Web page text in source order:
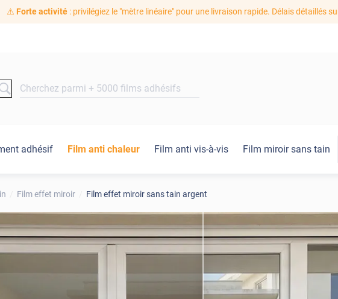
⚠️ Forte activité: privilégiez le "mètre linéaire" pour une livraison rapide. Délais détaillés
adhésif Film anti chaleur Film anti vis-à-vis Film miroir sans tain
Film effet miroir Film effet miroir sans tain argent